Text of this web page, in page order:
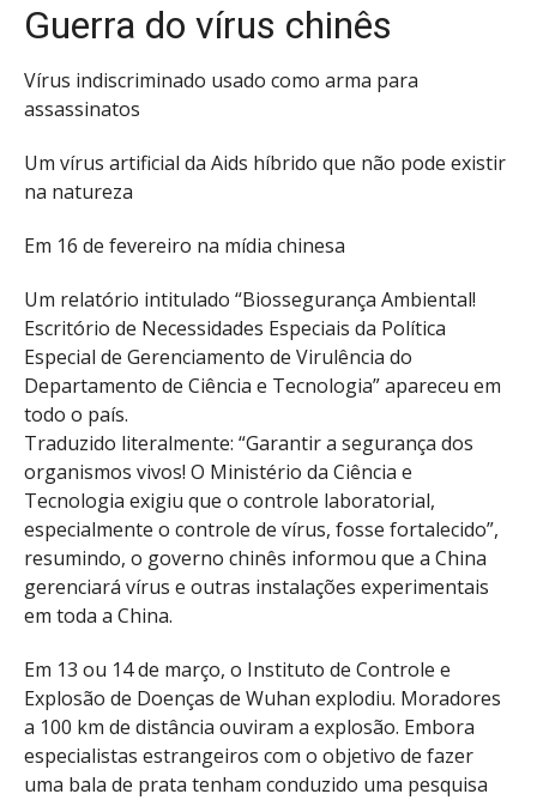
Guerra do vírus chinês
Vírus indiscriminado usado como arma para
assassinatos
Um vírus artificial da Aids híbrido que não pode existir
na natureza
Em 16 de fevereiro na mídia chinesa
Um relatório intitulado “Biossegurança Ambiental!
Escritório de Necessidades Especiais da Política
Especial de Gerenciamento de Virulência do
Departamento de Ciência e Tecnologia” apareceu em
todo o país.
Traduzido literalmente: “Garantir a segurança dos
organismos vivos! O Ministério da Ciência e
Tecnologia exigiu que o controle laboratorial,
especialmente o controle de vírus, fosse fortalecido”,
resumindo, o governo chinês informou que a China
gerenciará vírus e outras instalações experimentais
em toda a China.
Em 13 ou 14 de março, o Instituto de Controle e
Explosão de Doenças de Wuhan explodiu. Moradores
a 100 km de distância ouviram a explosão. Embora
especialistas estrangeiros com o objetivo de fazer
uma bala de prata tenham conduzido uma pesquisa